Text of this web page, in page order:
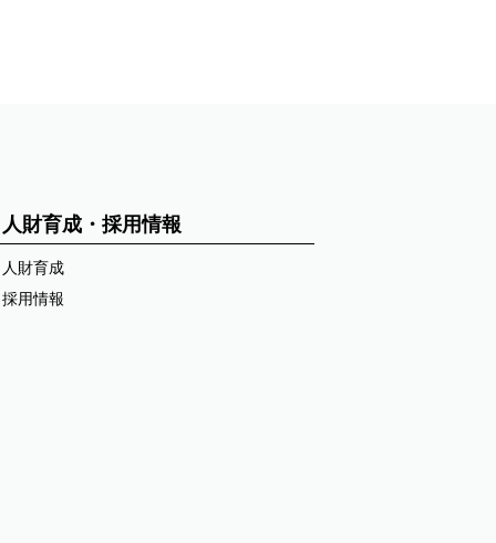
人財育成・採用情報
人財育成
採用情報